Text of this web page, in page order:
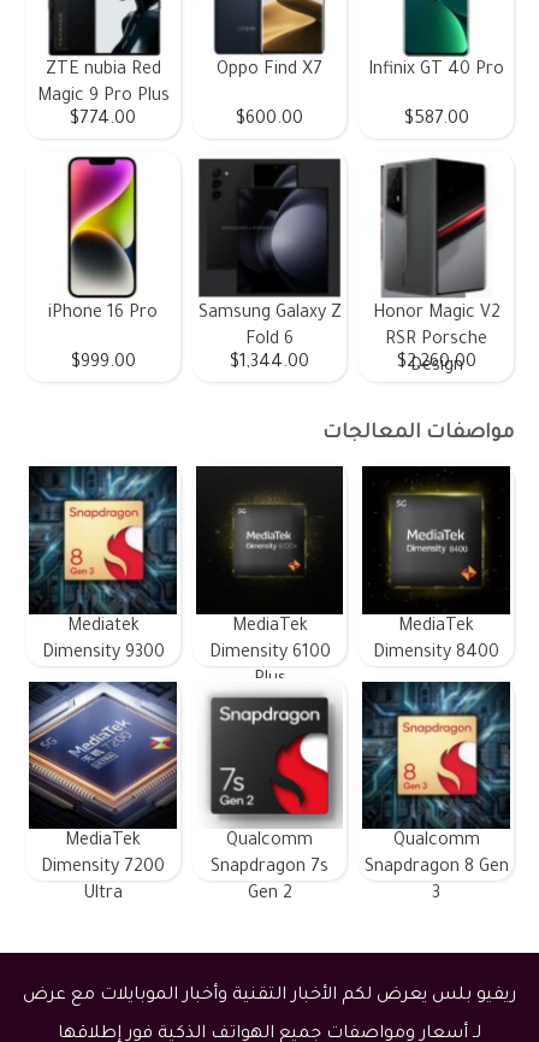
Infinix GT 40 Pro
$587.00
Oppo Find X7
$600.00
ZTE nubia Red
Magic 9 Pro Plus
$774.00
Honor Magic V2
RSR Porsche
Design
$2,260.00
Samsung Galaxy Z
Fold 6
$1,344.00
iPhone 16 Pro
$999.00
مواصفات المعالجات
MediaTek
Dimensity 8400
MediaTek
Dimensity 6100
Plus
Mediatek
Dimensity 9300
Qualcomm
Snapdragon 8 Gen
3
Qualcomm
Snapdragon 7s
Gen 2
MediaTek
Dimensity 7200
Ultra
ريفيو بلس يعرض لكم الأخبار التقنية وأخبار الموبايلات مع عرض
لـ أسعار ومواصفات جميع الهواتف الذكية فور إطلاقها